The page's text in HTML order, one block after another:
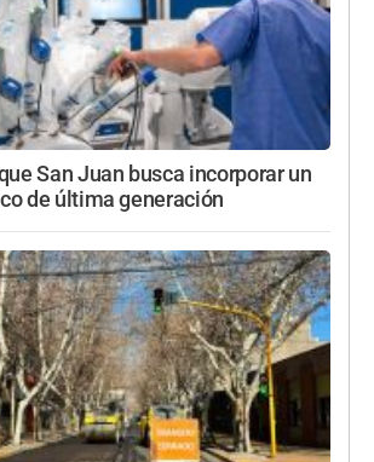
San Juan busca incorporar un
de última generación